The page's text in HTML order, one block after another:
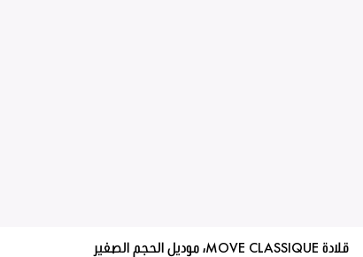
قلادة MOVE CLASSIQUE، موديل الحجم الصغير